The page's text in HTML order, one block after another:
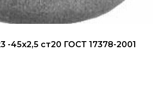
-45х2,5 ст20 ГОСТ 17378-2001